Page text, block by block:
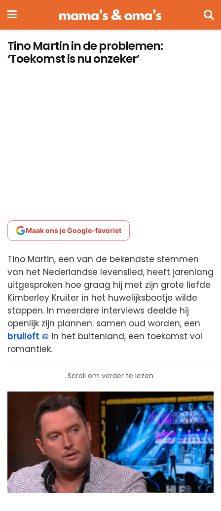
Tino Martin in de problemen:
‘Toekomst is nu onzeker’
Maak ons je Google-favoriet
Tino Martin, een van de bekendste stemmen
van het Nederlandse levenslied, heeft jarenlang
uitgesproken hoe graag hij met zijn grote liefde
Kimberley Kruiter in het huwelijksbootje wilde
stappen. In meerdere interviews deelde hij
openlijk zijn plannen: samen oud worden, een
bruiloft
in het buitenland, een toekomst vol
romantiek.
Scroll om verder te lezen